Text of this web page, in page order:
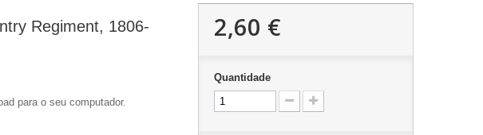
Regiment, 1806-
para o seu computador.
2,60 €
Quantidade